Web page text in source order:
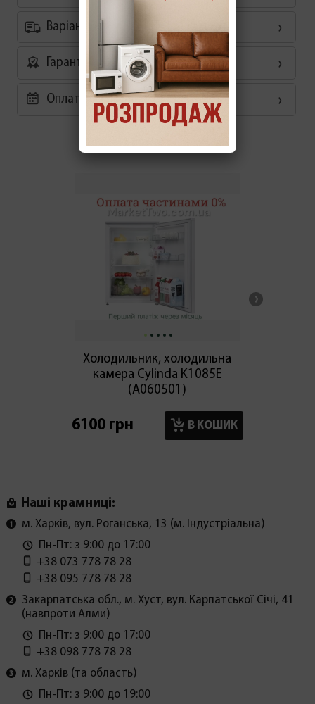
Варіанти доставки
Гарантія
Оплата частинами 0%
Схожі товари
Холодильник, холодильна
камера Cylinda K1085E
(А060501)
6100 грн В КОШИК
Наші крамниці:
м. Харків, вул. Роганська, 13 (м. Індустріальна)
Пн-Пт: з 9:00 до 17:00
+38 073 778 78 28
+38 095 778 78 28
Закарпатська обл., м. Хуст, вул. Карпатської Січі, 41
(навпроти Алми)
Пн-Пт: з 9:00 до 17:00
+38 098 778 78 28
м. Харків (та область)
Пн-Пт: з 9:00 до 19:00